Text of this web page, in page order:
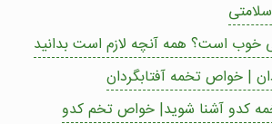
خوب است؟ همه آنچه لازم است بدانید
| خواص تخمه آفتابگردان